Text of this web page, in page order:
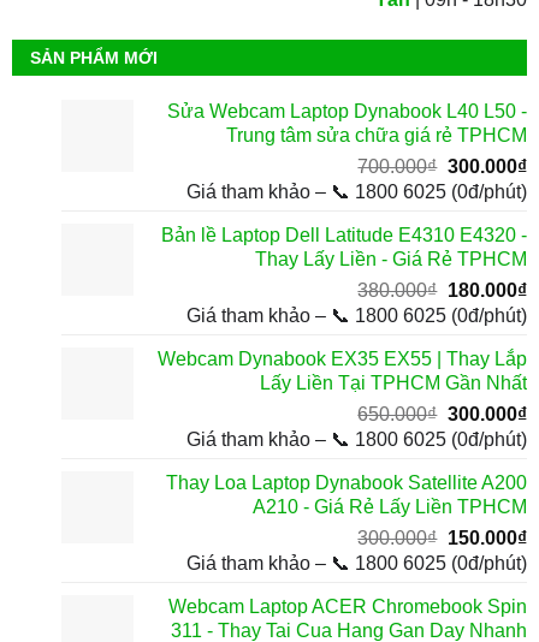
SẢN PHẨM MỚI
Sửa Webcam Laptop Dynabook L40 L50 -
Trung tâm sửa chữa giá rẻ TPHCM
700.000₫ Giá
gốc
700.000₫.
300.000₫
Giá tham khảo – 📞 1800 6025 (0đ/phút)
Bản lề Laptop Dell Latitude E4310 E4320 -
Thay Lấy Liền - Giá Rẻ TPHCM
380.000₫ Giá
gốc
380.000₫.
180.000₫
Giá tham khảo – 📞 1800 6025 (0đ/phút)
Webcam Dynabook EX35 EX55 | Thay Lắp
Lấy Liền Tại TPHCM Gần Nhất
650.000₫ Giá
gốc
650.000₫.
300.000₫
Giá tham khảo – 📞 1800 6025 (0đ/phút)
Thay Loa Laptop Dynabook Satellite A200
A210 - Giá Rẻ Lấy Liền TPHCM
300.000₫ Giá
gốc
300.000₫.
150.000₫
Giá tham khảo – 📞 1800 6025 (0đ/phút)
Webcam Laptop ACER Chromebook Spin
311 - Thay Tai Cua Hang Gan Day Nhanh